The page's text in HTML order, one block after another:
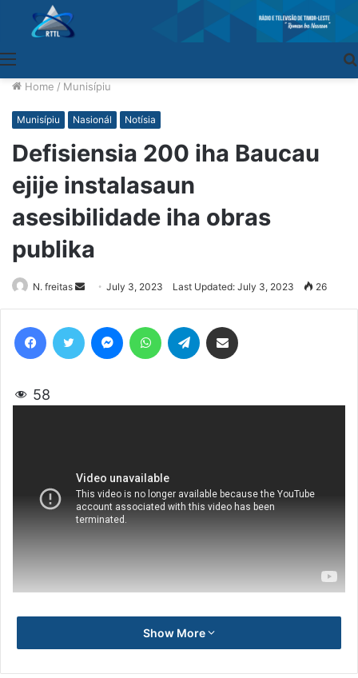
Home / Munisípiu
Munisípiu Nasionál Notísia
Defisiensia 200 iha Baucau
ejije instalasaun
asesibilidade iha obras
publika
N. freitas
Send
an
email
July 3, 2023 Last Updated: July 3, 2023 26
58
Show More